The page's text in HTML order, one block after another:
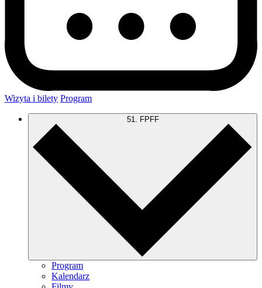
Wizyta i bilety Program
51. FPFF
Program
Kalendarz